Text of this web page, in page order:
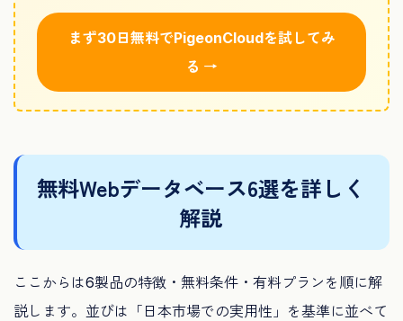
まず30日無料でPigeonCloudを試してみ
る →
無料Webデータベース6選を詳しく
解説
ここからは6製品の特徴・無料条件・有料プランを順に解
説します。並びは「日本市場での実用性」を基準に並べて